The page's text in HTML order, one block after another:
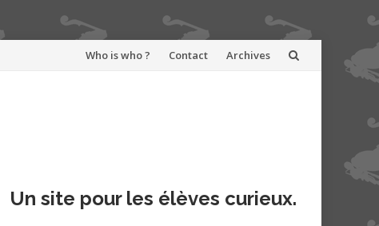
Aller
Who is who ? Contact Archives
Un site pour les élèves curieux.